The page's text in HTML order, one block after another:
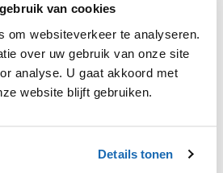
van cookies
om websiteverkeer te analyseren.
over uw gebruik van onze site
analyse. U gaat akkoord met
website blijft gebruiken.
Details tonen
hebben het recept ontwikkeld